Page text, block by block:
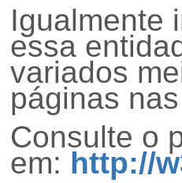
Igualmente
essa
variados
páginas
Consulte o
em: http://